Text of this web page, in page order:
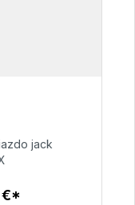
czas
jack
€*